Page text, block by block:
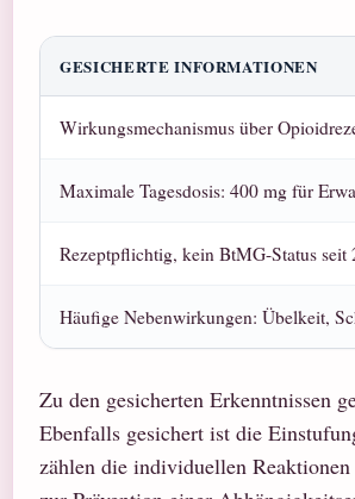
GESICHERTE INFORMATIONEN
Wirkungsmechanismus über
Maximale Tagesdosis: 400 mg für
Rezeptpflichtig, kein BtMG-Status seit
Häufige Nebenwirkungen: Übelkeit,
Zu den gesicherten Erkenntnissen
Ebenfalls gesichert ist die
zählen die individuellen